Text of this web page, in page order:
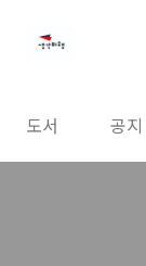
도서 공지